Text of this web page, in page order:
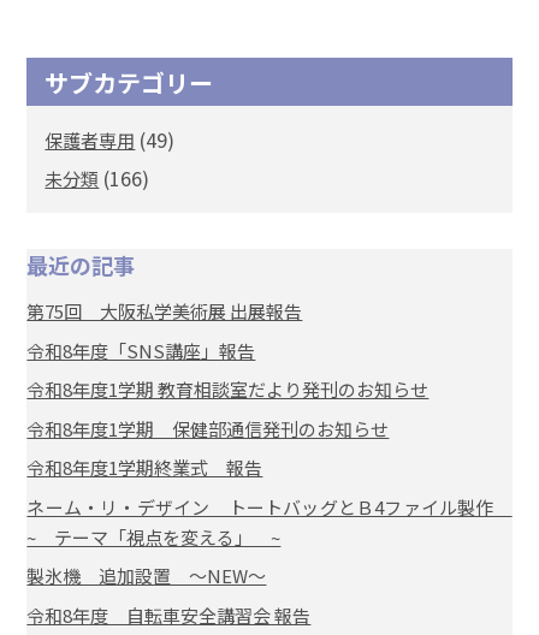
サブカテゴリー
保護者専用 (49)
未分類 (166)
最近の記事
第75回 大阪私学美術展 出展報告
令和8年度「SNS講座」報告
令和8年度1学期 教育相談室だより発刊のお知らせ
令和8年度1学期 保健部通信発刊のお知らせ
令和8年度1学期終業式 報告
ネーム・リ・デザイン トートバッグとＢ4ファイル製作
~ テーマ「視点を変える」 ~
製氷機 追加設置 ～NEW～
令和8年度 自転車安全講習会 報告